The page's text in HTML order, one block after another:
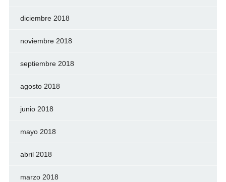
diciembre 2018
noviembre 2018
septiembre 2018
agosto 2018
junio 2018
mayo 2018
abril 2018
marzo 2018